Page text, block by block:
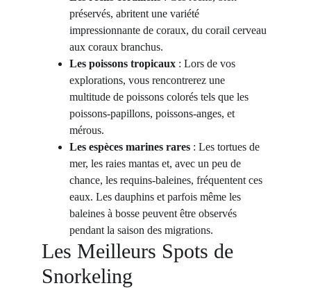
préservés, abritent une variété
impressionnante de coraux, du corail cerveau
aux coraux branchus.
Les poissons tropicaux : Lors de vos
explorations, vous rencontrerez une
multitude de poissons colorés tels que les
poissons-papillons, poissons-anges, et
mérous.
Les espèces marines rares : Les tortues de
mer, les raies mantas et, avec un peu de
chance, les requins-baleines, fréquentent ces
eaux. Les dauphins et parfois même les
baleines à bosse peuvent être observés
pendant la saison des migrations.
Les Meilleurs Spots de
Snorkeling